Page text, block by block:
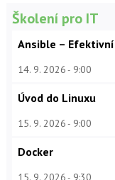
Školení pro IT
Ansible –
14. 9. 2026 9:00
Úvod do Linuxu
15. 9. 2026 9:00
Docker
15. 9. 2026 9:30